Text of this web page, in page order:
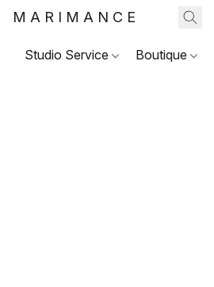
MARIMANCE
Studio Service Boutique